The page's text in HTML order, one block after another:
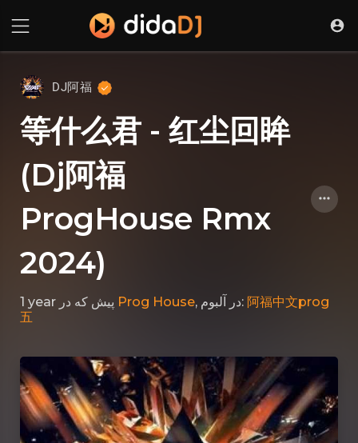
DJ阿福
等什么君 - 红尘回眸
(Dj阿福
ProgHouse Rmx
2024)
1 year پیش Prog House , در آلبوم: 阿福中文prog
五